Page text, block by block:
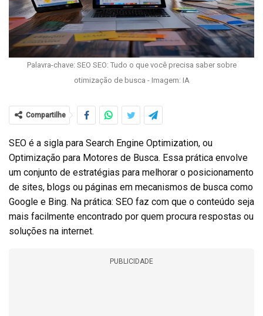
Palavra-chave: SEO SEO: Tudo o que você precisa saber sobre
otimização de busca - Imagem: IA
Compartilhe
SEO é a sigla para Search Engine Optimization, ou
Optimização para Motores de Busca. Essa prática envolve
um conjunto de estratégias para melhorar o posicionamento
de sites, blogs ou páginas em mecanismos de busca como
Google e Bing. Na prática: SEO faz com que o conteúdo seja
mais facilmente encontrado por quem procura respostas ou
soluções na internet.
PUBLICIDADE